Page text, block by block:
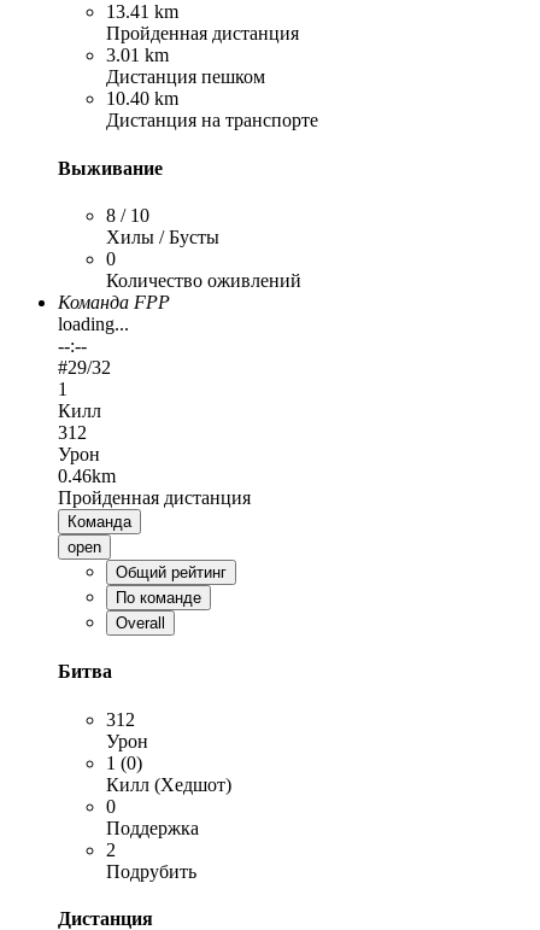
13.41 km
Пройденная дистанция
3.01 km
Дистанция пешком
10.40 km
Дистанция на транспорте
Выживание
8 / 10
Хилы / Бусты
0
Количество оживлений
Команда FPP
loading...
--:--
#29/32
1
Килл
312
Урон
0.46km
Пройденная дистанция
Команда
open
Общий рейтинг
По команде
Overall
Битва
312
Урон
1 (0)
Килл (Хедшот)
0
Поддержка
2
Подрубить
Дистанция